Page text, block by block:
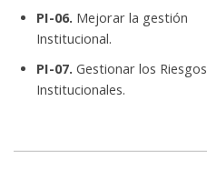
PI-06. Mejorar la gestión
Institucional.
PI-07. Gestionar los Riesgos
Institucionales.